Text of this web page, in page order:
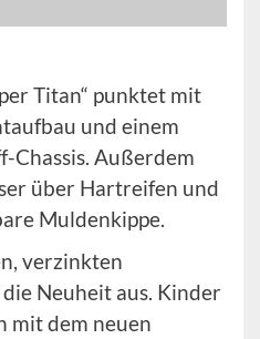
Titan“ punktet mit
und einem
Chassis. Außerdem
über Hartreifen und
Muldenkippe.
verzinkten
Neuheit aus. Kinder
mit dem neuen